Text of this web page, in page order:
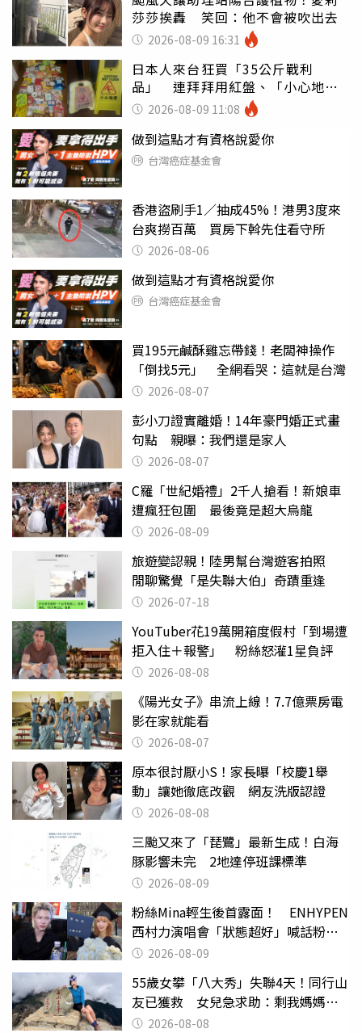
莎莎挨轟 笑回：他不會被吹出去
2026-08-09 16:31
日本人來台狂買「35公斤戰利
品」 連拜拜用紅盤、「小心地
滑」告示牌也帶回家
2026-08-09 11:08
做到這點才有資格說愛你
台灣癌症基金會
香港盜刷手1／抽成45%！港男3度來
台爽撈百萬 買房下斡先住看守所
2026-08-06
做到這點才有資格說愛你
台灣癌症基金會
買195元鹹酥雞忘帶錢！老闆神操作
「倒找5元」 全網看哭：這就是台灣
2026-08-07
彭小刀證實離婚！14年豪門婚正式畫
句點 親曝：我們還是家人
2026-08-07
C羅「世紀婚禮」2千人搶看！新娘車
遭瘋狂包圍 最後竟是超大烏龍
2026-08-09
旅遊變認親！陸男幫台灣遊客拍照
閒聊驚覺「是失聯大伯」奇蹟重逢
2026-07-18
YouTuber花19萬開箱度假村「到場遭
拒入住＋報警」 粉絲怒灌1星負評
2026-08-08
《陽光女子》串流上線！7.7億票房電
影在家就能看
2026-08-07
原本很討厭小S！家長曝「校慶1舉
動」讓她徹底改觀 網友洗版認證
2026-08-08
三颱又來了「琵鷺」最新生成！白海
豚影響未完 2地達停班課標準
2026-08-09
粉絲Mina輕生後首露面！ ENHYPEN
西村力演唱會「狀態超好」喊話粉
絲：我們心意相通
2026-08-09
55歲女攀「八大秀」失聯4天！同行山
友已獲救 女兒急求助：剩我媽媽還
沒找到
2026-08-08